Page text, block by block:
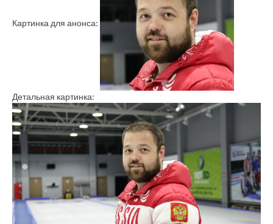
Картинка для анонса:
Детальная картинка: